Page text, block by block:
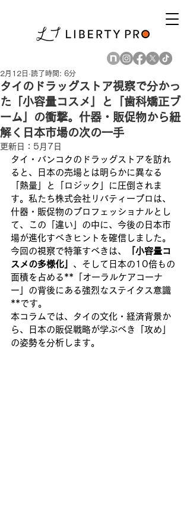
タイのドラッグストア視察で分かっ
た「小容量コスメ」と「歯科矯正ブ
ーム」の衝撃。什器・販促物から紐
解く日本市場の次の一手
2月12日 読了時間: 6分
更新日： 5月7日
タイ・バンコクのドラッグストアを訪れ
ると、日本の売場とは明らかに異なる
「熱量」と「ロジック」に圧倒されま
す。私たち株式会社リバティープロは、
什器・販促物のプロフェッショナルとし
て、この「違い」の中に、今後の日本市
場が進化すべきヒントを確信しました。
今回の視察で特筆すべきは、
「小容量コ
スメの多様化」 、そして日本の10倍もの
面積を占める**「オーラルケアコーナ
ー」の背後にある強烈なステイタス意識
**です。
本コラムでは、タイの文化・経済背景か
ら、日本の販促戦略が学ぶべき「攻め」
の姿勢を分析します。